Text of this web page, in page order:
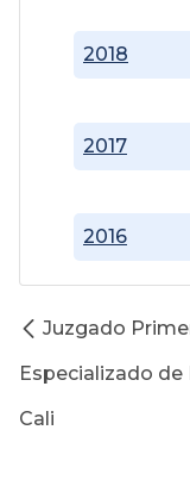
2016
2017
2018
Juzgado
Especializado
Cali